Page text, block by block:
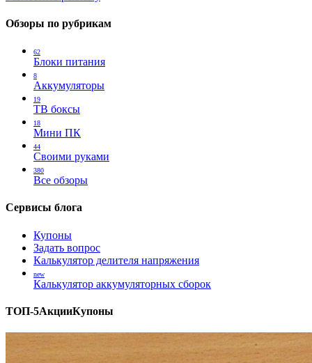
Обзоры по рубрикам
62
Блоки питания
8
Аккумуляторы
19
ТВ боксы
18
Мини ПК
44
Своими руками
380
Все обзоры
Сервисы блога
Купоны
Задать вопрос
Калькулятор делителя напряжения
new
Калькулятор аккумуляторных сборок
ТОП-5АкцииКупоны